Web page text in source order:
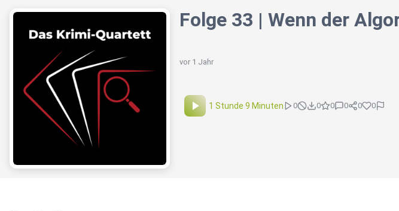
Folge 33 | Wenn der
vor 1 Jahr
1 Stunde 9 Minuten 0 0 0 0 0 0